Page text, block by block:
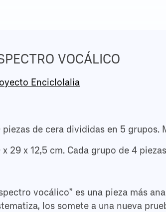
VOCÁLICO
Enciclolalia
piezas de cera divididas en 5 grupos.
x 29 x 12,5 cm. Cada grupo de 4
vocálico” es una pieza más
los somete a una nueva